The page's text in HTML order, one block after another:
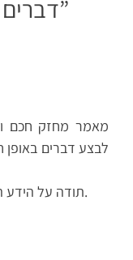
”
מאמר מחזק חכם
לבצע דברים באופן
תודה על הידע הכלכלי פיננסי ועל שלבי האימון.